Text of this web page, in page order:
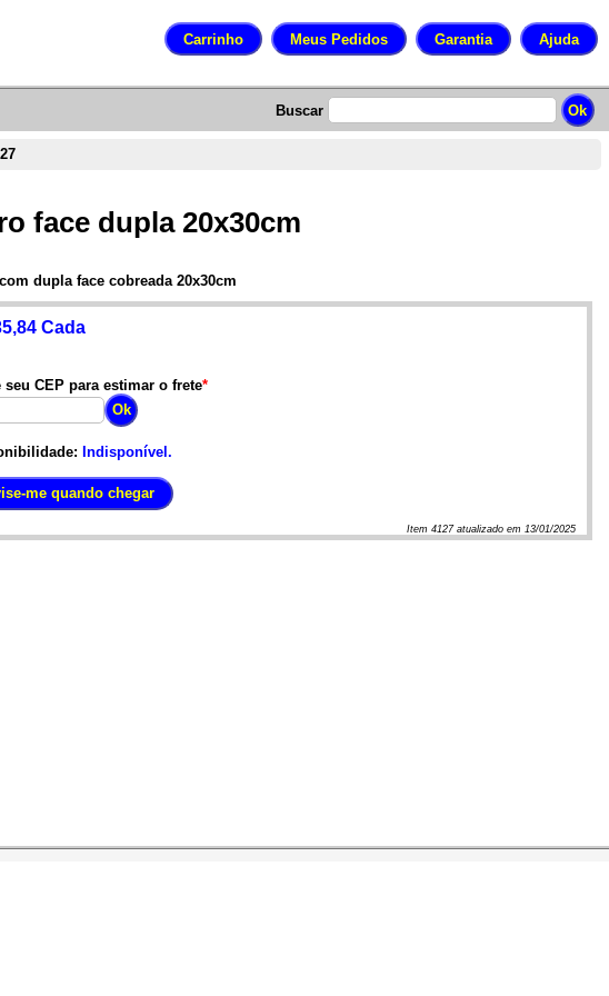
Buscar
face dupla 20x30cm
dupla face cobreada 20x30cm
Cada
seu CEP para estimar o frete*
Indisponível.
Item4127atualizado em 13/01/2025